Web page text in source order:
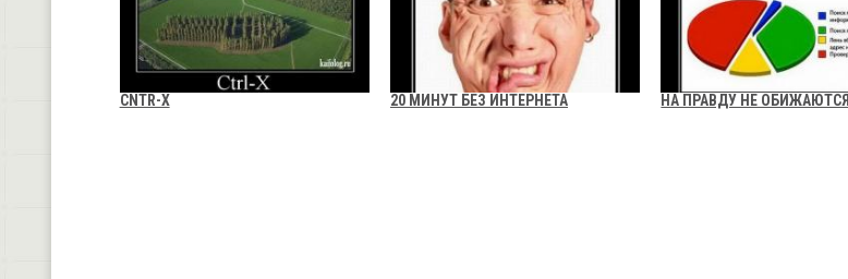
CNTR-X 20 МИНУТ БЕЗ ИНТЕРНЕТА НА ПРАВДУ НЕ ОБИЖАЮТСЯ